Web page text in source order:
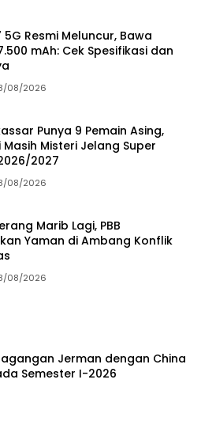
5G Resmi Meluncur, Bawa
mAh: Cek Spesifikasi dan
08/2026
Punya 9 Pemain Asing,
Masih Misteri Jelang Super
2027
08/2026
Marib Lagi, PBB
Yaman di Ambang Konflik
08/2026
Jerman dengan China
Semester I-2026